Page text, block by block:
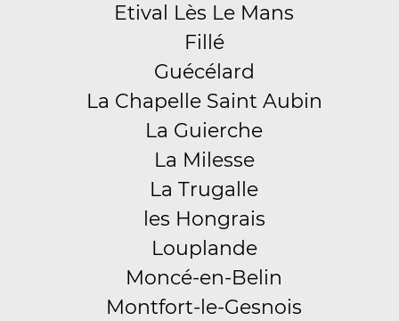
Etival Lès Le Mans
Fillé
Guécélard
La Chapelle Saint Aubin
La Guierche
La Milesse
La Trugalle
les Hongrais
Louplande
Moncé-en-Belin
Montfort-le-Gesnois